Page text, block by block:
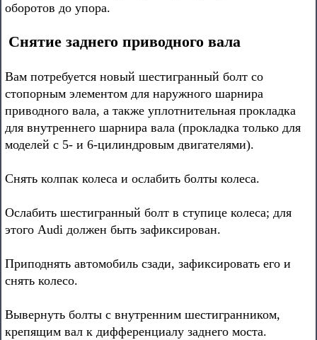
оборотов до упора.
Снятие заднего приводного вала
Вам потребуется новый шестигранный болт со
стопорным элементом для наружного шарнира
приводного вала, а также уплотнительная прокладка
для внутреннего шарнира вала (прокладка только для
моделей с 5- и 6-цилиндровым двигателями).
Снять колпак колеса и ослабить болты колеса.
Ослабить шестигранный болт в ступице колеса; для
этого Audi должен быть зафиксирован.
Приподнять автомобиль сзади, зафиксировать его и
снять колесо.
Вывернуть болты с внутренним шестигранником,
крепящим вал к дифференциалу заднего моста.